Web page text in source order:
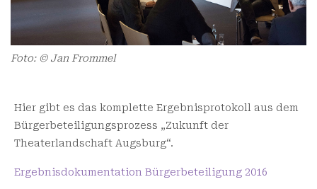
Foto: © Jan Frommel
Hier gibt es das komplette Ergebnisprotokoll aus dem
Bürgerbeteiligungsprozess „Zukunft der
Theaterlandschaft Augsburg“.
Ergebnisdokumentation Bürgerbeteiligung 2016